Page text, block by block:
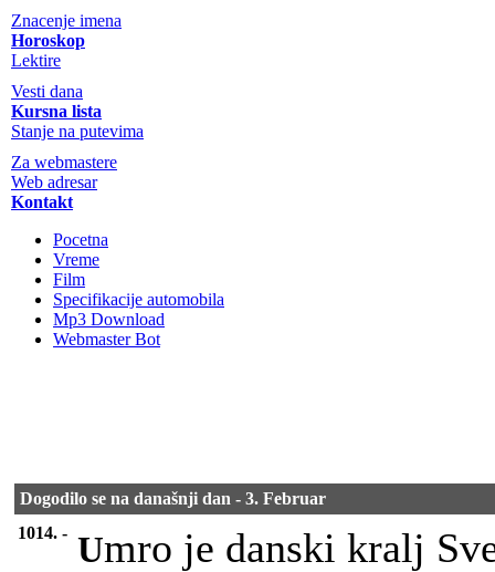
Znacenje imena
Horoskop
Lektire
Vesti dana
Kursna lista
Stanje na putevima
Za webmastere
Web adresar
Kontakt
Pocetna
Vreme
Film
Specifikacije automobila
Mp3 Download
Webmaster Bot
Dogodilo se na današnji dan - 3. Februar
1014. - Umro je danski kralj